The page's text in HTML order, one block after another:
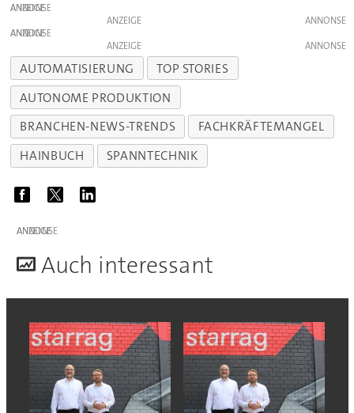
ANZEIGE
ANZEIGE
ANZEIGE
ANZEIGE
AUTOMATISIERUNG
TOP STORIES
AUTONOME PRODUKTION
BRANCHEN-NEWS-TRENDS
FACHKRÄFTEMANGEL
HAINBUCH
SPANNTECHNIK
ANZEIGE
Auch interessant